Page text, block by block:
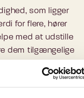
som ligger
for flere, hører
med at udstille
dem tilgængelige